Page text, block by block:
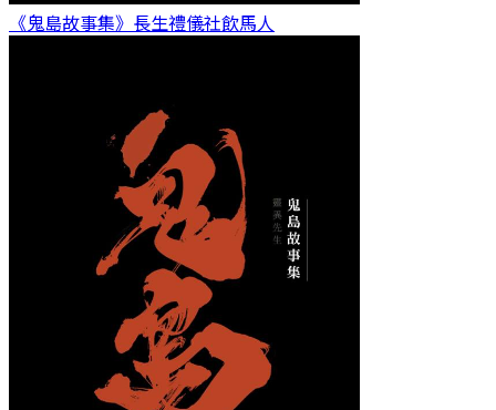
《鬼島故事集》長生禮儀社飲馬人